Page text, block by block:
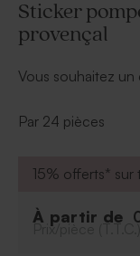
Sticker
provençal
Vous souhaitez
Personnalisée
champ des cigales !
La pompe à
Par 24 pièces
15% offerts*
À partir de
Prix/pièce (T.T.C.)